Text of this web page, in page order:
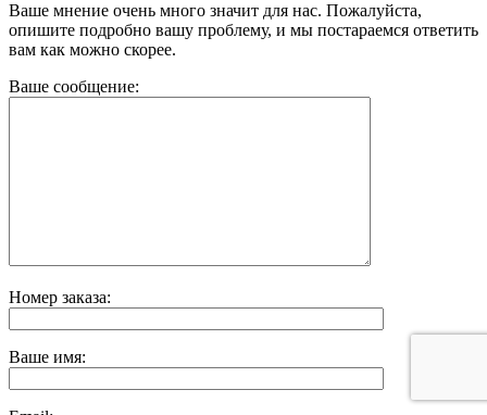
Ваше мнение очень много значит для нас. Пожалуйста,
опишите подробно вашу проблему, и мы постараемся ответить
вам как можно скорее.
Ваше сообщение:
Номер заказа:
Ваше имя: